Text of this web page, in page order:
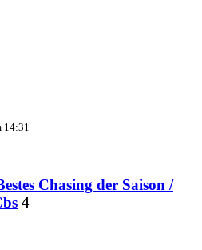
14:31
Chasing der Saison /
4